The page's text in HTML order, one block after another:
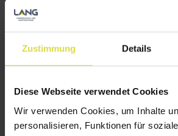
Zustimmung Details
Diese Webseite verwendet Cookies
Wir verwenden Cookies, um Inhalte
personalisieren, Funktionen für
Akustik-Flächenvorhang